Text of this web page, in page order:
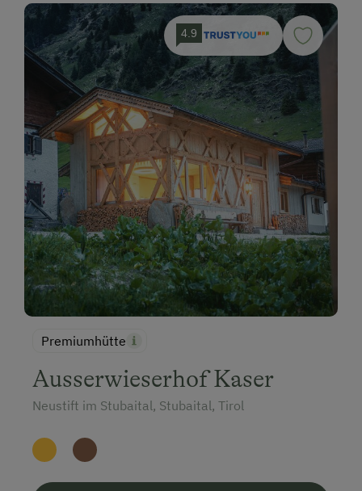
4.9
Premiumhütte
Ausserwieserhof Kaser
Neustift im Stubaital, Stubaital, Tirol